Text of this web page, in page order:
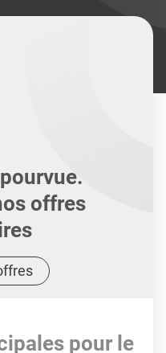
offres
pour le